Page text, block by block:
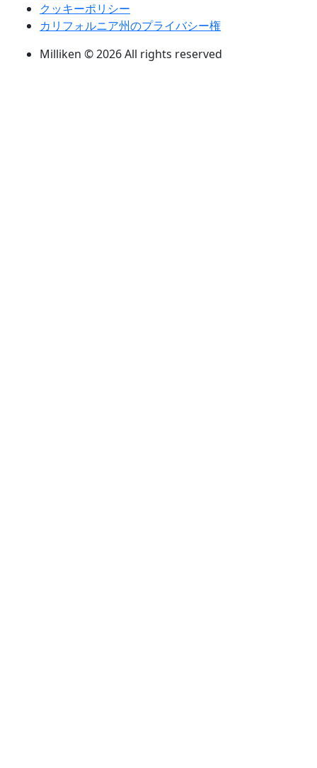
クッキーポリシー
カリフォルニア州のプライバシー権
Milliken © 2026 All rights reserved